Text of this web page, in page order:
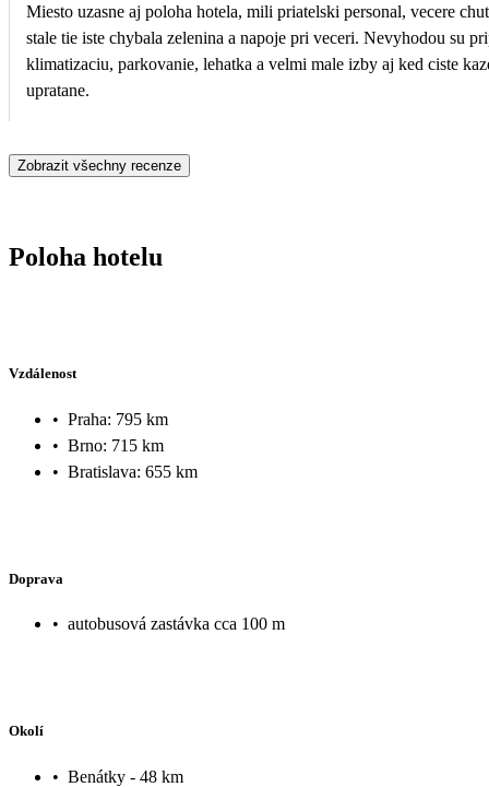
Miesto uzasne aj poloha hotela, mili priatelski personal, vecere
stale tie iste chybala zelenina a napoje pri veceri. Nevyhodou su
klimatizaciu, parkovanie, lehatka a velmi male izby aj ked ciste
upratane.
Zobrazit všechny recenze
Poloha hotelu
Vzdálenost
• Praha: 795 km
• Brno: 715 km
• Bratislava: 655 km
Doprava
• autobusová zastávka cca 100 m
Okolí
• Benátky - 48 km